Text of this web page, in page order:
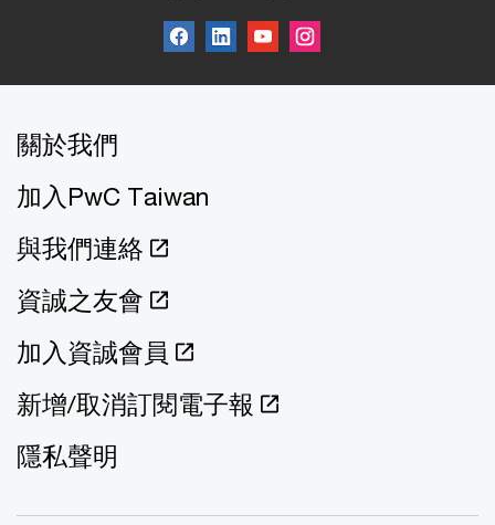
關於我們
加入PwC Taiwan
與我們連絡
資誠之友會
加入資誠會員
新增/取消訂閱電子報
隱私聲明